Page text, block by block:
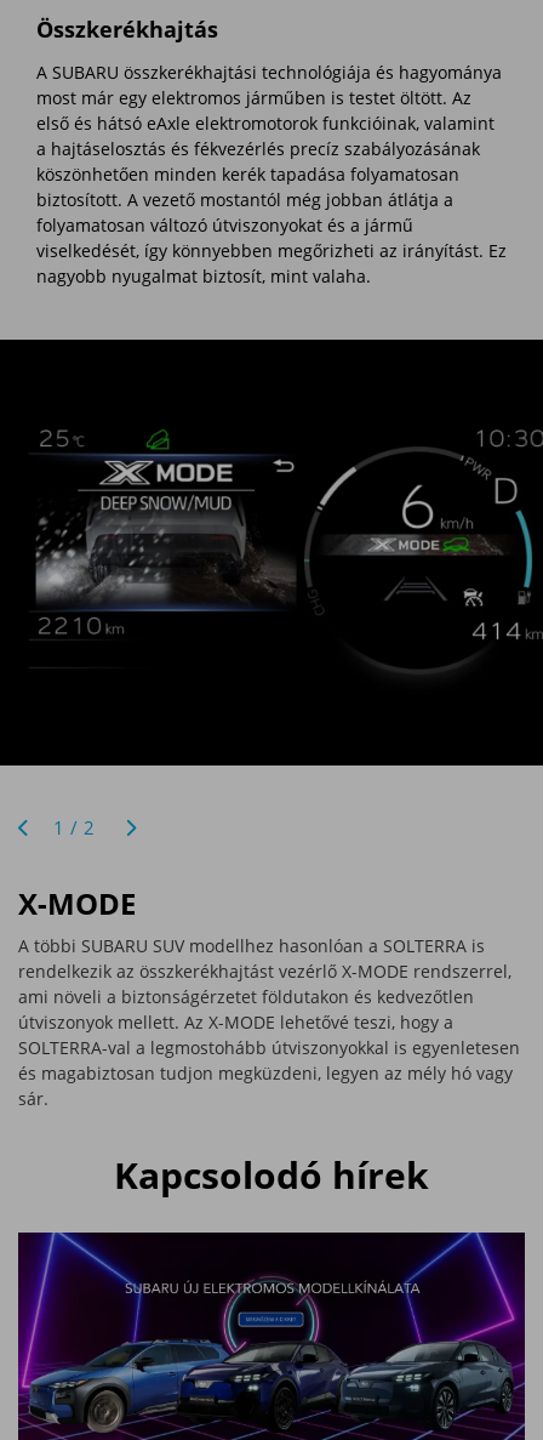
Összkerékhajtás
A SUBARU összkerékhajtási technológiája és hagyománya
most már egy elektromos járműben is testet öltött. Az
első és hátsó eAxle elektromotorok funkcióinak, valamint
a hajtáselosztás és fékvezérlés precíz szabályozásának
köszönhetően minden kerék tapadása folyamatosan
biztosított. A vezető mostantól még jobban átlátja a
folyamatosan változó útviszonyokat és a jármű
viselkedését, így könnyebben megőrizheti az irányítást. Ez
nagyobb nyugalmat biztosít, mint valaha.
1/2
X-MODE
A többi SUBARU SUV modellhez hasonlóan a SOLTERRA is
rendelkezik az összkerékhajtást vezérlő X-MODE rendszerrel,
ami növeli a biztonságérzetet földutakon és kedvezőtlen
útviszonyok mellett. Az X-MODE lehetővé teszi, hogy a
SOLTERRA-val a legmostohább útviszonyokkal is egyenletesen
és magabiztosan tudjon megküzdeni, legyen az mély hó vagy
sár.
Kapcsolodó hírek